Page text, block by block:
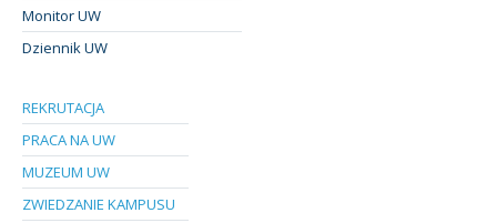
Monitor UW
Dziennik UW
REKRUTACJA
PRACA NA UW
MUZEUM UW
ZWIEDZANIE KAMPUSU